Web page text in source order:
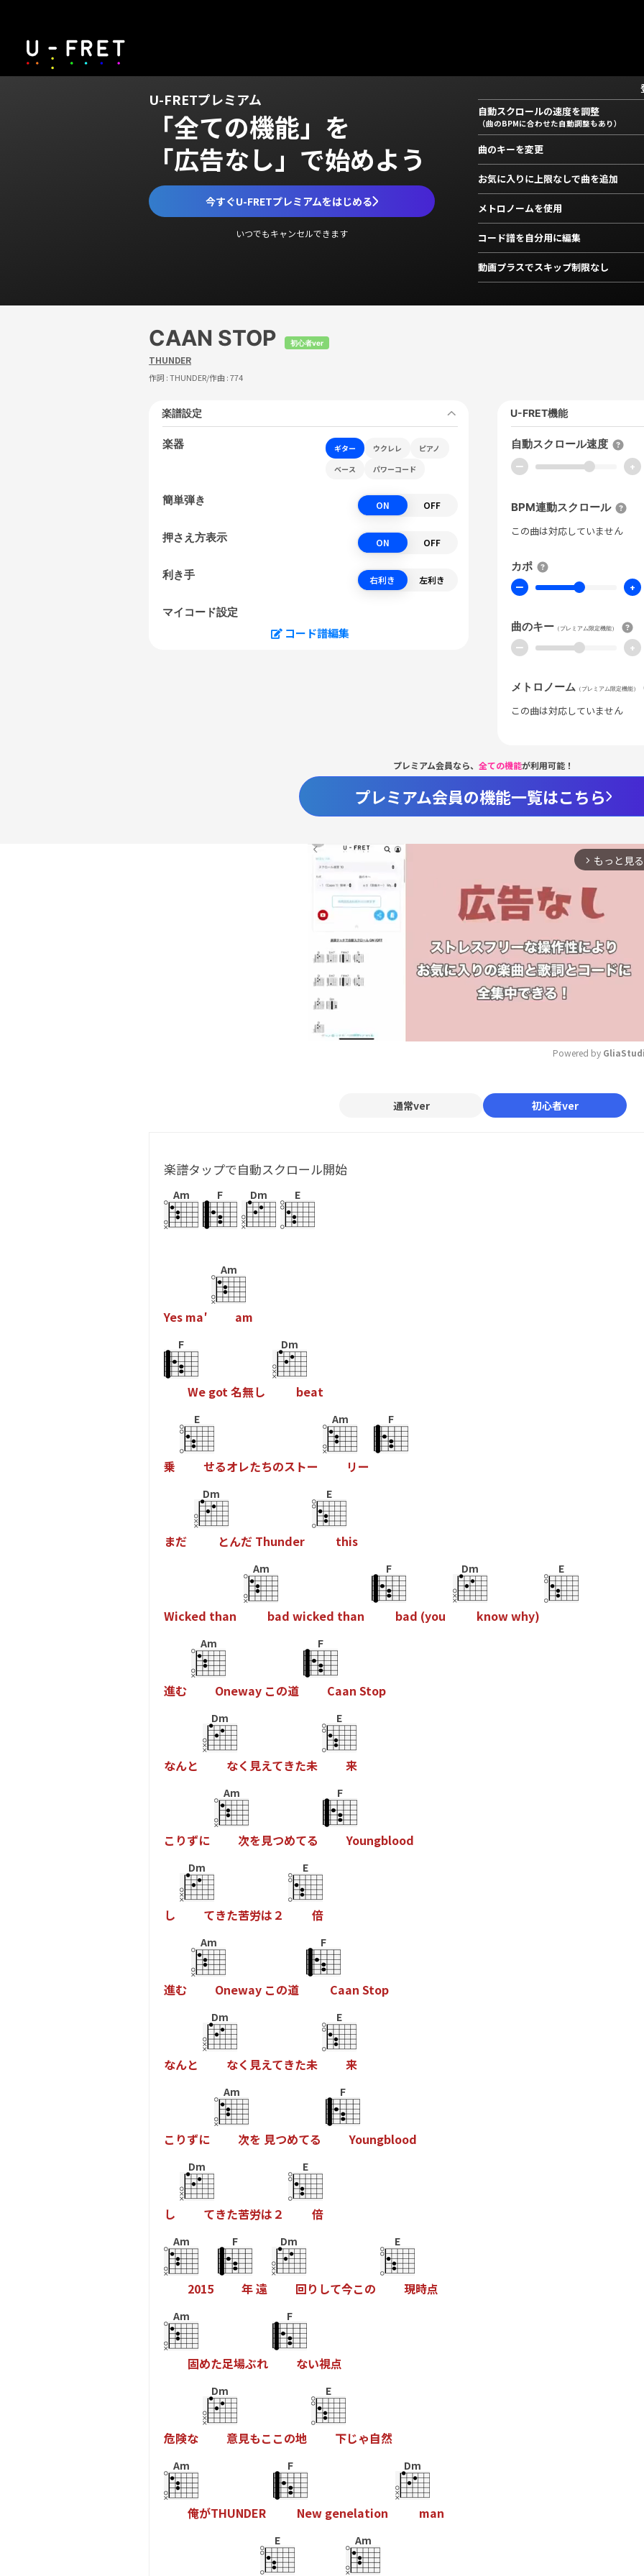
U-FRETプレミアム
「全ての機能」を
「広告なし」で始めよう
今すぐU-FRETプレミアムをはじめる
いつでもキャンセルできます
自動スクロールの速度を調整
（曲のBPMに合わせた自動調整もあり）
曲のキーを変更
お気に入りに上限なしで曲を追加
メトロノームを使用
コード譜を自分用に編集
動画プラスでスキップ制限なし
CAAN STOP 初心者ver
THUNDER
作詞 :THUNDER/作曲 :774
楽譜設定
楽器 ギター ウクレレ
ピアノ
ベース
パワーコード
簡単弾き ON OFF
押さえ方表示 ON OFF
利き手 右利き 左利き
マイコード設定
コード譜編集
U-FRET機能
自動スクロール速度
ー +
BPM連動スクロール
この曲は対応していません
カポ
ー +
曲のキー （プレミアム限定機能）
ー +
メトロノーム （プレミアム限定機能）
この曲は対応していません
プレミアム会員なら、 全ての機能が利用可能！
プレミアム会員の機能一覧はこちら
arrow_forward_ios もっと見る
Mute
Powered by
通常ver 初心者ver
楽譜タップで自動スクロール開始
Am F Dm E
Yes ma′
Am
am
F
We got名無し
Dm
beat
乗
E
せるオレたちのス トー
Am
リー
F
まだ
Dm
とんだ Thunder
E
this
Wicked than
Am
bad wicked than
F
bad (you
Dm
knowwhy)
E
進む
Am
Oneway この道
F
Caan Stop
なんと
Dm
なく 見えてきた未
E
来
こ りずに
Am
次を見つめてる
F
Youngblood
し
Dm
てきた苦労は ２
E
倍
進む
Am
Oneway この道
F
Caan Stop
なんと
Dm
なく 見えてきた未
E
来
こ りずに
Am
次を 見つめてる
F
Youngblood
し
Dm
てきた苦労は ２
E
倍
Am
2015
F
年遠
Dm
回り して今この
E
現時点
Am
固めた足場ぶれ
F
ない視点
危険な
Dm
意見もこ この地
E
下じゃ自然
Am
俺がTHUNDER
F
New genelation
Dm
man
E Am